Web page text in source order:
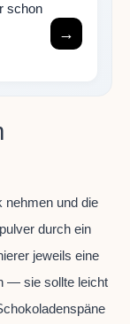
schon
→
nehmen und die
durch ein
jeweils eine
— sie sollte leicht